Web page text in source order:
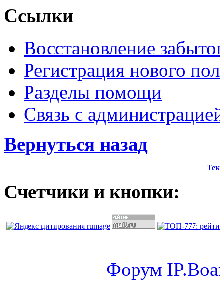
Ссылки
Восстановление
Регистрация нового
Разделы помощи
Связь с
Вернуться назад
Счетчики и кнопки:
Форум